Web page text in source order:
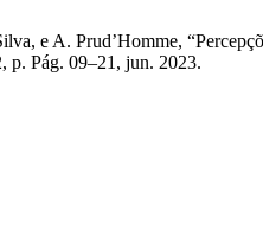
e A. Prud’Homme,
p. Pág. 09–21, jun. 2023.